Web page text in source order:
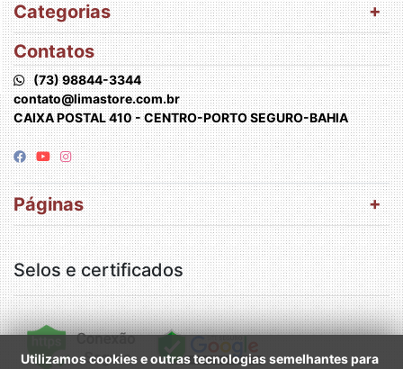
Categorias
Contatos
(73) 98844-3344
contato@limastore.com.br
CAIXA POSTAL 410 - CENTRO-PORTO SEGURO-BAHIA
Páginas
Selos e certificados
Utilizamos cookies e outras tecnologias semelhantes para